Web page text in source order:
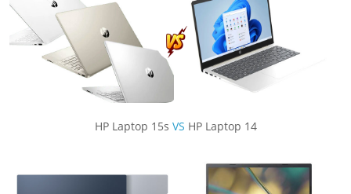
HP Laptop 15s VS HP Laptop 14